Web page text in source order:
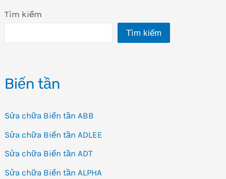
Tìm kiếm
Tìm kiếm
Biến tần
Sửa chữa Biến tần ABB
Sửa chữa Biến tần ADLEE
Sửa chữa Biến tần ADT
Sửa chữa Biến tần ALPHA